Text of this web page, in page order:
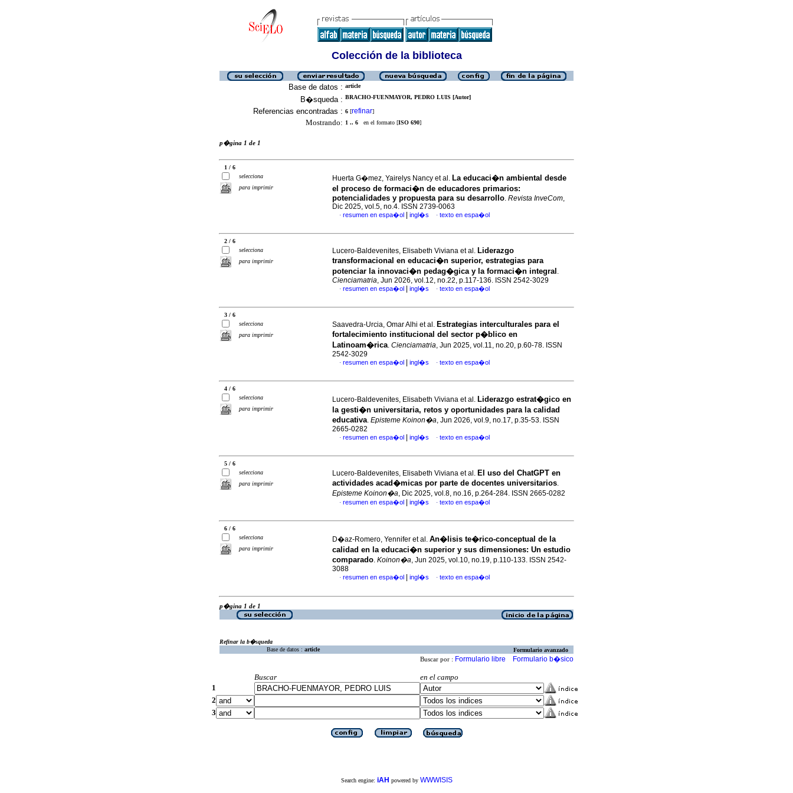
Colección de la biblioteca
Base de datos : article
B�squeda : BRACHO-FUENMAYOR, PEDRO LUIS [Autor]
Referencias encontradas : 6 [refinar]
Mostrando: 1 .. 6 en el formato [ISO 690]
p�gina 1 de 1
1 / 6
selecciona
para imprimir
Huerta G�mez, Yairelys Nancy et al. La educaci�n ambiental desde
el proceso de formaci�n de educadores primarios:
potencialidades y propuesta para su desarrollo. Revista InveCom,
Dic 2025, vol.5, no.4. ISSN 2739-0063
· resumen en espa�ol ingl�s · texto en espa�ol
2 / 6
selecciona
para imprimir
Lucero-Baldevenites, Elisabeth Viviana et al. Liderazgo
transformacional en educaci�n superior, estrategias para
potenciar la innovaci�n pedag�gica y la formaci�n integral .
Cienciamatria, Jun 2026, vol.12, no.22, p.117-136. ISSN 2542-3029
· resumen en espa�ol ingl�s · texto en espa�ol
3 / 6
selecciona
para imprimir
Saavedra-Urcia, Omar Alhi et al. Estrategias interculturales para el
fortalecimiento institucional del sector p�blico en
Latinoam�rica. Cienciamatria, Jun 2025, vol.11, no.20, p.60-78. ISSN
2542-3029
· resumen en espa�ol ingl�s · texto en espa�ol
4 / 6
selecciona
para imprimir
Lucero-Baldevenites, Elisabeth Viviana et al. Liderazgo estrat�gico en
la gesti�n universitaria, retos y oportunidades para la calidad
educativa. Episteme Koinon�a, Jun 2026, vol.9, no.17, p.35-53. ISSN
2665-0282
· resumen en espa�ol ingl�s · texto en espa�ol
5 / 6
selecciona
para imprimir
Lucero-Baldevenites, Elisabeth Viviana et al. El uso del ChatGPT en
actividades acad�micas por parte de docentes universitarios.
Episteme Koinon�a, Dic 2025, vol.8, no.16, p.264-284. ISSN 2665-0282
· resumen en espa�ol ingl�s · texto en espa�ol
6 / 6
selecciona
para imprimir
D�az-Romero, Yennifer et al. An�lisis te�rico-conceptual de la
calidad en la educaci�n superior y sus dimensiones: Un estudio
comparado. Koinon�a, Jun 2025, vol.10, no.19, p.110-133. ISSN 2542-
3088
· resumen en espa�ol ingl�s · texto en espa�ol
p�gina 1 de 1
Refinar la b�squeda
Base de datos : article Formulario avanzado
Buscar por : Formulario libre Formulario b�sico
Buscar
en el campo
1
2
3
Search engine: iAH powered by WWWISIS